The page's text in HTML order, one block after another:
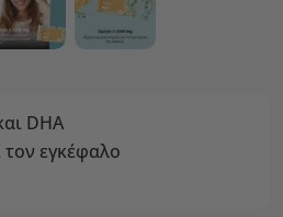
DHA
τον εγκέφαλο